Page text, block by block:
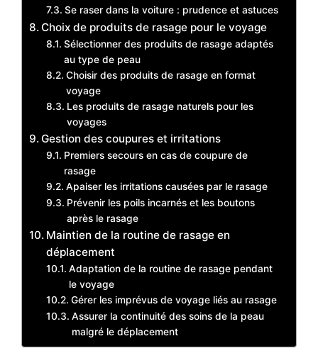
Se raser dans la voiture : prudence et astuces
Choix de produits de rasage pour le voyage
Sélectionner des produits de rasage adaptés
au type de peau
Choisir des produits de rasage en format
voyage
Les produits de rasage naturels pour les
voyages
Gestion des coupures et irritations
Premiers secours en cas de coupure de
rasage
Apaiser les irritations causées par le rasage
Prévenir les poils incarnés et les boutons
après le rasage
Maintien de la routine de rasage en
déplacement
Adaptation de la routine de rasage pendant
le voyage
Gérer les imprévus de voyage liés au rasage
Assurer la continuité des soins de la peau
malgré le déplacement